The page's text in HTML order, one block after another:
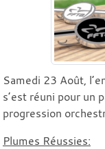
Samedi 23 Août,
s’est réuni pour un
progression
Plumes Réussies: